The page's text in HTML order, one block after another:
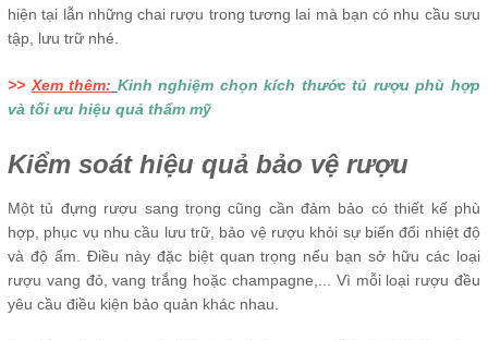
hiện tại lẫn những chai rượu trong tương lai mà bạn có nhu cầu sưu
tập, lưu trữ nhé.
>> Xem thêm: Kinh nghiệm chọn kích thước tủ rượu phù hợp
và tối ưu hiệu quả thẩm mỹ
Kiểm soát hiệu quả bảo vệ rượu
Một tủ đựng rượu sang trọng cũng cần đảm bảo có thiết kế phù
hợp, phục vụ nhu cầu lưu trữ, bảo vệ rượu khỏi sự biến đổi nhiệt độ
và độ ẩm. Điều này đặc biệt quan trọng nếu bạn sở hữu các loại
rượu vang đỏ, vang trắng hoặc champagne,... Vì mỗi loại rượu đều
yêu cầu điều kiện bảo quản khác nhau.